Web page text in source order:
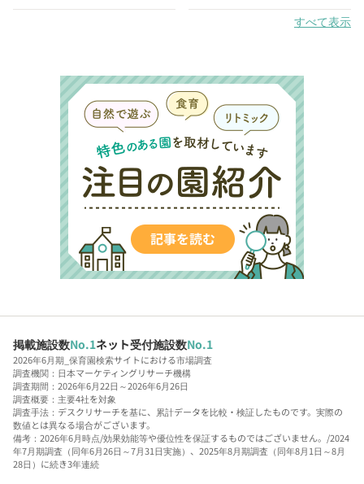
すべて表示
掲載施設数No.1ネット受付施設数No.1
2026年6月期_保育園検索サイトにおける市場調査
調査機関：日本マーケティングリサーチ機構
調査期間：2026年6月22日～2026年6月26日
調査概要：主要4社を対象
調査手法：デスクリサーチを基に、累計データを比較・検証したものです。実際の
数値とは異なる場合がございます。
備考：2026年6月時点/効果効能等や優位性を保証するものではございません。/2024
年7月期調査（同年6月26日～7月31日実施）、2025年8月期調査（同年8月1日～8月
28日）に続き3年連続